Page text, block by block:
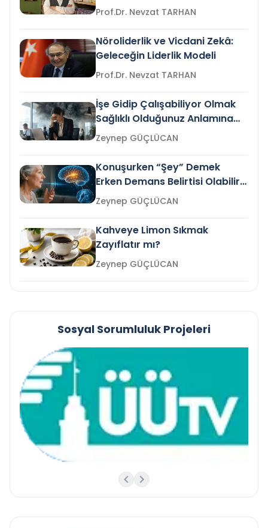
Prof.Dr. Nevzat TARHAN
Nöroliderlik ve Vicdani Zekâ:
Geleceğin Liderlik Modeli
Prof.Dr. Nevzat TARHAN
İşe Gidip Çalışabiliyor Olmak
Sağlıklı Olduğunuz Anlamına
Gelir mi?Zeynep GÜÇLÜCAN
Konuşurken “Şey” Demek
Erken Demans Belirtisi Olabilir
mi?
Zeynep GÜÇLÜCAN
Kahveye Limon Sıkmak
Zayıflatır mı?
Zeynep GÜÇLÜCAN
Sosyal Sorumluluk Projeleri